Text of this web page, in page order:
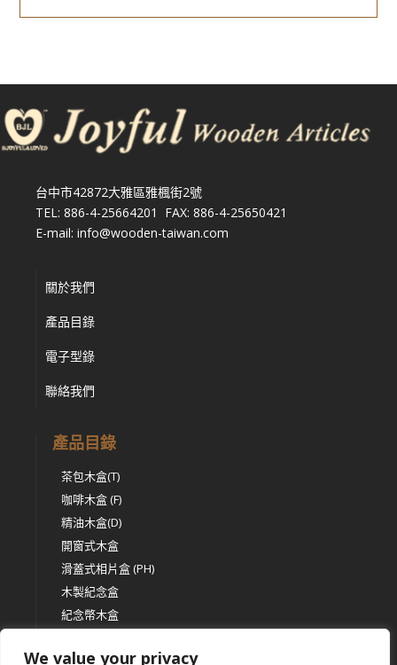
We value your privacy
台中市42872大雅區雅楓街2號
TEL: 886-4-25664201 FAX: 886-4-25650421
E-mail: info@wooden-taiwan.com
關於我們
產品目錄
電子型錄
聯絡我們
產品目錄
茶包木盒(T)
咖啡木盒 (F)
精油木盒(D)
開窗式木盒
滑蓋式相片盒 (PH)
木製紀念盒
紀念幣木盒